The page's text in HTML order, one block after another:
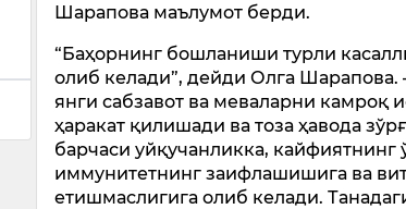
Шарапова маълумот берди.
“Баҳорнинг бошланиши турли
олиб келади”, дейди Олга
янги сабзавот ва меваларни камроқ
ҳаракат қилишади ва тоза ҳавода
барчаси уйқучанликка, кайфиятнинг
иммунитетнинг заифлашишига ва
етишмаслигига олиб келади.